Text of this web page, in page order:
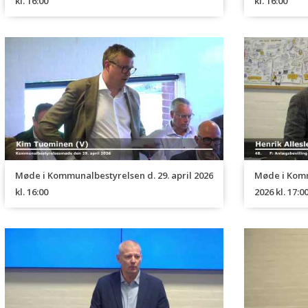
86.
ledelse
87.
Møde i Kommunalbestyrelsen d. 29. april 2026
kl. 16:00
Møde i
2026 kl.